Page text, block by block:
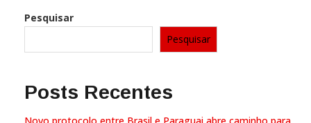
Pesquisar
Pesquisar
Posts Recentes